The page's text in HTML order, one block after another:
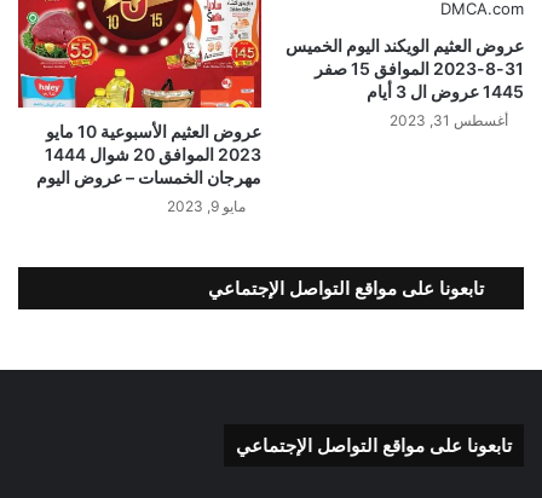
عروض العثيم الويكند اليوم الخميس
31-8-2023 الموافق 15 صفر
1445 عروض ال 3 أيام
أغسطس 31, 2023
عروض العثيم الأسبوعية 10 مايو
2023 الموافق 20 شوال 1444
مهرجان الخمسات – عروض اليوم
مايو 9, 2023
تابعونا على مواقع التواصل الإجتماعي
تابعونا على مواقع التواصل الإجتماعي